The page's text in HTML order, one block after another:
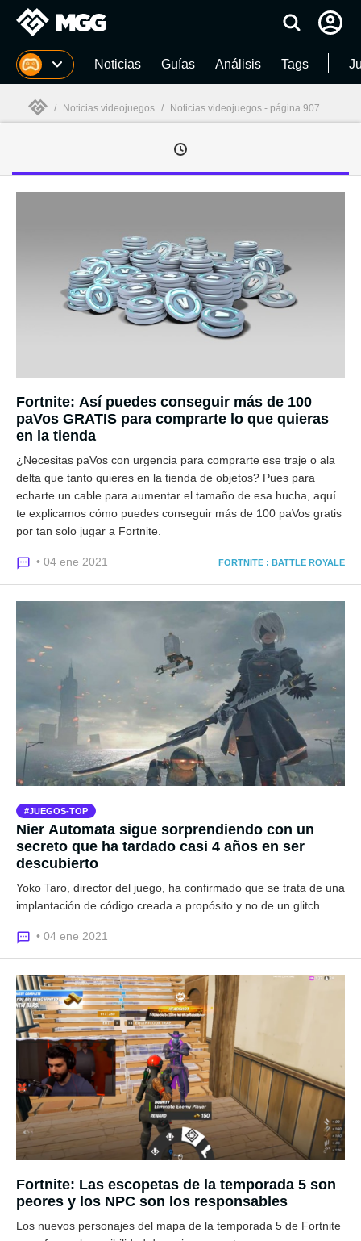
MGG Noticias Guías Análisis Tags
/ Noticias videojuegos / Noticias videojuegos - página 907
Fortnite: Así puedes conseguir más de 100
paVos GRATIS para comprarte lo que quieras
en la tienda
¿Necesitas paVos con urgencia para comprarte ese traje o ala
delta que tanto quieres en la tienda de objetos? Pues para
echarte un cable para aumentar el tamaño de esa hucha, aquí
te explicamos cómo puedes conseguir más de 100 paVos gratis
por tan solo jugar a Fortnite.
• 04 ene 2021 FORTNITE : BATTLE ROYALE
JUEGOS-TOP
Nier Automata sigue sorprendiendo con un
secreto que ha tardado casi 4 años en ser
descubierto
Yoko Taro, director del juego, ha confirmado que se trata de una
implantación de código creada a propósito y no de un glitch.
• 04 ene 2021
Fortnite: Las escopetas de la temporada 5 son
peores y los NPC son los responsables
Los nuevos personajes del mapa de la temporada 5 de Fortnite